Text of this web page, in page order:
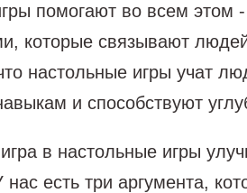
помогают во всем этом
которые связывают
настольные игры учат
и способствуют
в настольные игры
есть три аргумента,